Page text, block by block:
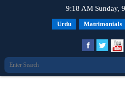
9:18 AM Sunday,
Urdu Matrimonials